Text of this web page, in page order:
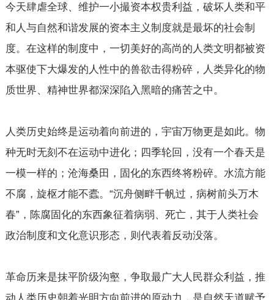
今天肆虐全球、维护一小撮资本权贵利益，破坏人类和平
和人与自然和谐发展的资本主义制度就是最坏的社会制
度。在这样的制度中，一切美好的高尚的人类文明都被资
本驱使下大爆发的人性中的兽欲击得粉碎，人类异化的物
质世界、精神世界都深深陷入黑暗的痛苦之中。
人类历史始终是运动着向前进的，宇宙万物更是如此。物
种无时无刻不在运动中进化；四季轮回，没有一个春天是
一模一样的；沧海桑田，固化的东西终将粉碎。水流方能
不腐，旋枢才能不蠹。“沉舟侧畔千帆过，病树前头万木
春”，陈腐固化的东西象征着病弱、死亡，其于人类社会
政治制度和文化意识形态，则代表着反动没落。
革命历来是抹平阶级沟壑，争取最广大人民群众利益，推